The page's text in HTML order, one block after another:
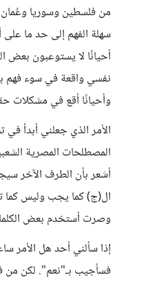
من فلسطين وسوريا
سهلة الفهم إلى حد ما على
أحيانًا لا يستوعبون بعض
نفسي واقعة في سوء فهم
وأحيانًا أقع في مشكلات
الأمر الذي جعلني أبدأ
المصطلحات المصرية
أشعر بأن الطرف الآخر
ال(ج) كما يجب وليس كما
وصرت أستخدم بعض
إذا سألني أحد هل الأمر
فسأجيب بـ"نعم". لكن من